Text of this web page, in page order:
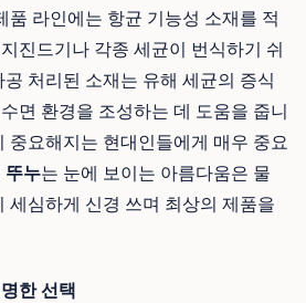
품 라인에는 항균 기능성 소재를 적
진드기나 각종 세균이 번식하기 쉬
처리된 소재는 유해 세균의 증식
면 환경을 조성하는 데 도움을 줍니
중요해지는 현대인들에게 매우 중요
뚜누는 눈에 보이는 아름다움은 물
세심하게 신경 쓰며 최상의 제품을
한 선택